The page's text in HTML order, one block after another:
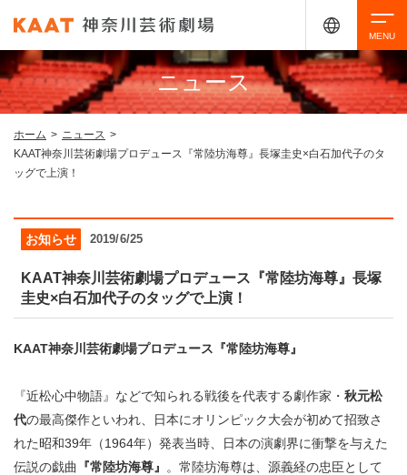
イベントを探す
・ イベント一覧
・ イベントカレンダー
ご来場案内
・ フロアマップ
・ レストラン/カフェ
KAATについて
検索
アクセシビリティ
ニュース
ホーム > ニュース >
KAAT神奈川芸術劇場プロデュース『常陸坊海尊』長塚圭史×白石加代子のタ
ッグで上演！
お知らせ 2019/6/25
KAAT神奈川芸術劇場プロデュース『常陸坊海尊』長塚
圭史×白石加代子のタッグで上演！
KAAT神奈川芸術劇場プロデュース『常陸坊海尊』
『近松心中物語』などで知られる戦後を代表する劇作家・ 秋元松
代の最高傑作といわれ、日本にオリンピック大会が初めて招致さ
れた昭和39年（1964年）発表当時、日本の演劇界に衝撃を与えた
伝説の戯曲
『常陸坊海尊』
。常陸坊海尊は、源義経の忠臣として